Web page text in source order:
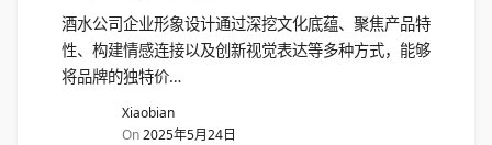
酒水公司企业形象设计通过深挖文化底蕴、聚焦产品特
性、构建情感连接以及创新视觉表达等多种方式，能够
将品牌的独特价…
Xiaobian
On2025年5月24日